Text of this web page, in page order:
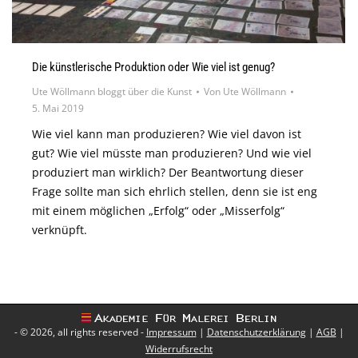
Die künstlerische Produktion oder Wie viel ist genug?
Ute Wöllmann bloggt über die Kunst Von Ute Wöllmann
5. Mai 2019
Wie viel kann man produzieren? Wie viel davon ist
gut? Wie viel müsste man produzieren? Und wie viel
produziert man wirklich? Der Beantwortung dieser
Frage sollte man sich ehrlich stellen, denn sie ist eng
mit einem möglichen „Erfolg“ oder „Misserfolg“
verknüpft.
- © 2026, all rights reserved - Impressum| Datenschutzerklärung| AGB |
Widerrufsrecht